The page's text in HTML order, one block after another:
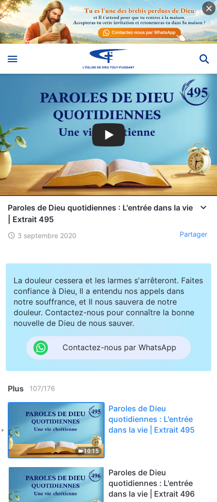
Paroles de Dieu quotidiennes : L'entrée dans la vie
| Extrait 495
3 septembre 2020 Partager
La douleur cessera et les larmes s'arrêteront. Faites
confiance à Dieu, Il a entendu nos appels dans
notre souffrance, et Il nous sauvera de notre
douleur. Contactez-nous pour connaître la bonne
nouvelle de Dieu de nous sauver.
Contactez-nous par WhatsApp
Plus 107/176
10:15
Paroles de Dieu
quotidiennes : L'entrée
dans la vie | Extrait 495
Paroles de Dieu
quotidiennes : L'entrée
dans la vie | Extrait 496